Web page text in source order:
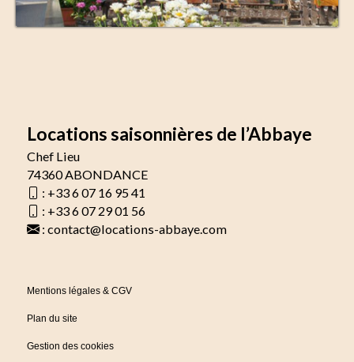
Locations saisonnières de l’Abbaye
Chef Lieu
74360 ABONDANCE
: +33 6 07 16 95 41
: +33 6 07 29 01 56
: contact@locations-abbaye.com
Mentions légales & CGV
Plan du site
Gestion des cookies